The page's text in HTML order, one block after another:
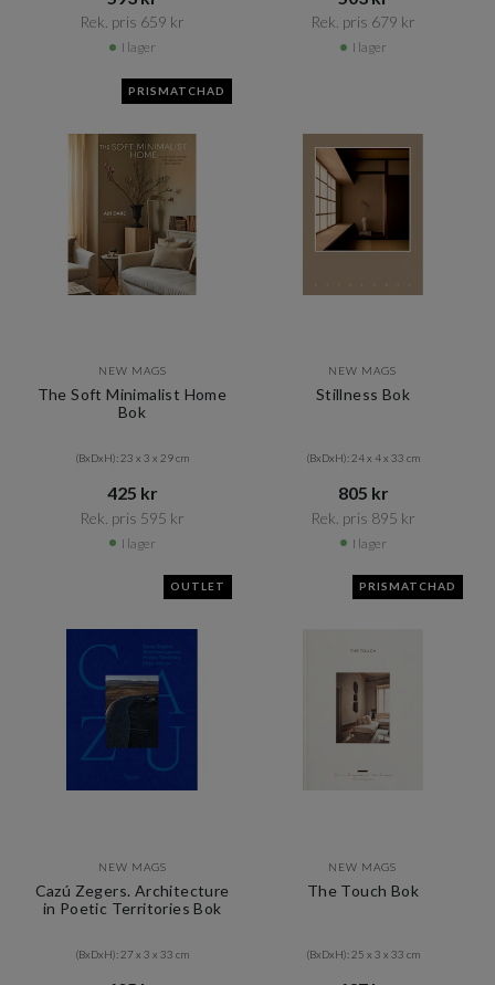
Rek. pris 659 kr​​
I lager
Rek. pris 679 kr​​
I lager
PRISMATCHAD
NEW MAGS
The Soft Minimalist Home
Bok
(BxDxH): 23 x 3 x 29 cm
425 kr​​
Rek. pris 595 kr​​
I lager
NEW MAGS
Stillness Bok
(BxDxH): 24 x 4 x 33 cm
805 kr​​
Rek. pris 895 kr​​
I lager
OUTLET
NEW MAGS
Cazú Zegers. Architecture
in Poetic Territories Bok
(BxDxH): 27 x 3 x 33 cm
PRISMATCHAD
NEW MAGS
The Touch Bok
(BxDxH): 25 x 3 x 33 cm